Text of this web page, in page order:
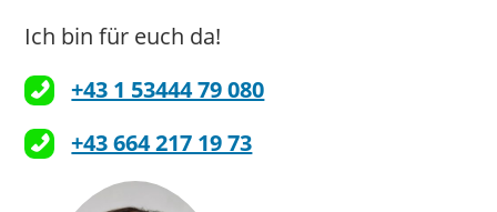
Ich bin für euch da!
+43 1 53444 79 080
+43 664 217 19 73